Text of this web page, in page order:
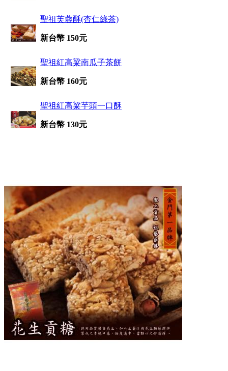
聖祖芙蓉酥(杏仁綠茶)
新台幣 150元
聖祖紅高粱南瓜子茶餅
新台幣 160元
聖祖紅高粱芋頭一口酥
新台幣 130元